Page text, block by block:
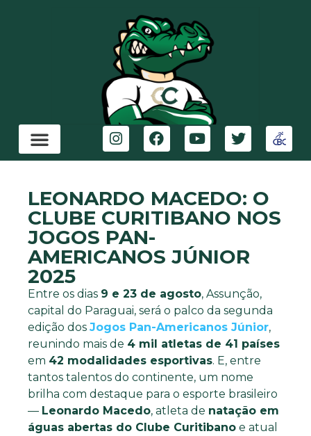
LEONARDO MACEDO: O
CLUBE CURITIBANO NOS
JOGOS PAN-
AMERICANOS JÚNIOR
2025
Entre os dias 9 e 23 de agosto, Assunção,
capital do Paraguai, será o palco da segunda
edição dos Jogos Pan-Americanos Júnior,
reunindo mais de 4 mil atletas de 41 países
em 42 modalidades esportivas. E, entre
tantos talentos do continente, um nome
brilha com destaque para o esporte brasileiro
— Leonardo Macedo, atleta de natação em
águas abertas do Clube Curitibano e atual